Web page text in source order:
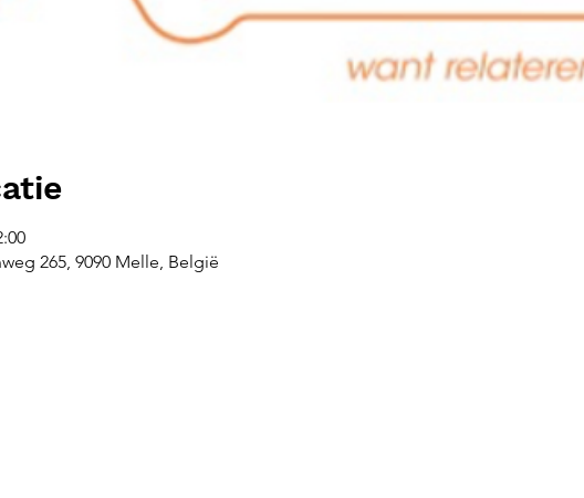
265, 9090 Melle, België